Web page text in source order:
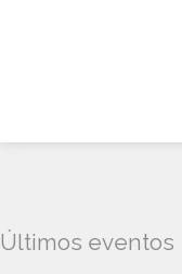
Últimos eventos